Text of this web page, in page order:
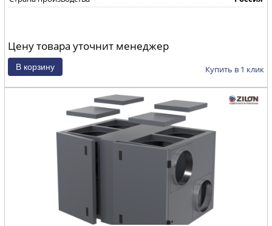
Цену товара уточнит менеджер
Купить в 1 клик